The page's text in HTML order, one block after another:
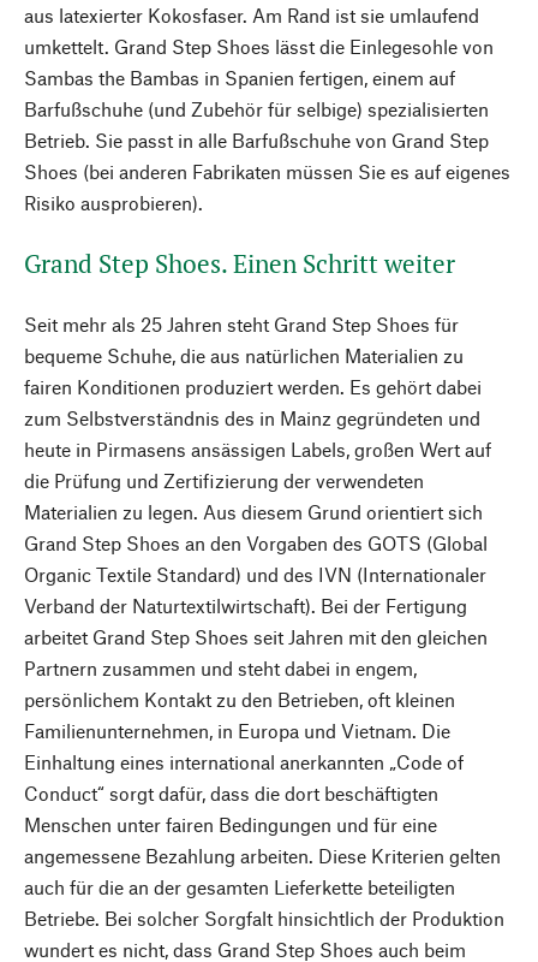
aus latexierter Kokosfaser. Am Rand ist sie umlaufend
umkettelt. Grand Step Shoes lässt die Einlegesohle von
Sambas the Bambas in Spanien fertigen, einem auf
Barfußschuhe (und Zubehör für selbige) spezialisierten
Betrieb. Sie passt in alle Barfußschuhe von Grand Step
Shoes (bei anderen Fabrikaten müssen Sie es auf eigenes
Risiko ausprobieren).
Grand Step Shoes. Einen Schritt weiter
Seit mehr als 25 Jahren steht Grand Step Shoes für
bequeme Schuhe, die aus natürlichen Materialien zu
fairen Konditionen produziert werden. Es gehört dabei
zum Selbstverständnis des in Mainz gegründeten und
heute in Pirmasens ansässigen Labels, großen Wert auf
die Prüfung und Zertifizierung der verwendeten
Materialien zu legen. Aus diesem Grund orientiert sich
Grand Step Shoes an den Vorgaben des GOTS (Global
Organic Textile Standard) und des IVN (Internationaler
Verband der Naturtextilwirtschaft). Bei der Fertigung
arbeitet Grand Step Shoes seit Jahren mit den gleichen
Partnern zusammen und steht dabei in engem,
persönlichem Kontakt zu den Betrieben, oft kleinen
Familienunternehmen, in Europa und Vietnam. Die
Einhaltung eines international anerkannten „Code of
Conduct“ sorgt dafür, dass die dort beschäftigten
Menschen unter fairen Bedingungen und für eine
angemessene Bezahlung arbeiten. Diese Kriterien gelten
auch für die an der gesamten Lieferkette beteiligten
Betriebe. Bei solcher Sorgfalt hinsichtlich der Produktion
wundert es nicht, dass Grand Step Shoes auch beim